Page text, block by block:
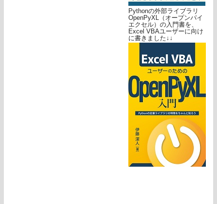
Pythonの外部ライブラリ
OpenPyXL（オープンパイ
エクセル）の入門書を、
Excel VBAユーザーに向け
に書きました↓↓